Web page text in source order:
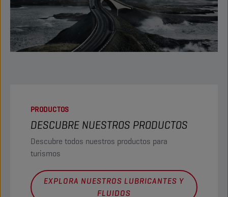
PRODUCTOS
DESCUBRE NUESTROS PRODUCTOS
Descubre todos nuestros productos para
turismos
EXPLORA NUESTROS LUBRICANTES Y
FLUIDOS